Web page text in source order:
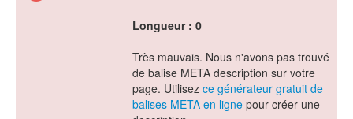
Longueur : 0
Très mauvais. Nous n'avons pas trouvé
de balise META description sur votre
page. Utilisez ce générateur gratuit de
balises META en ligne pour créer une